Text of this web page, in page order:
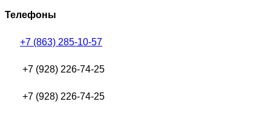
Телефоны
+7 (863) 285-10-57
+7 (928) 226-74-25
+7 (928) 226-74-25